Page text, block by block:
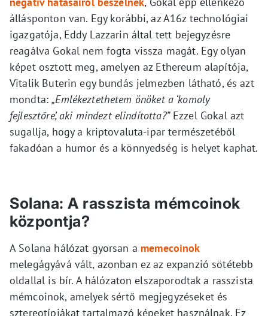
állásponton van. Egy korábbi, az A16z technológiai
igazgatója, Eddy Lazzarin által tett bejegyzésre
reagálva Gokal nem fogta vissza magát. Egy olyan
képet osztott meg, amelyen az Ethereum alapítója,
Vitalik Buterin egy bundás jelmezben látható, és azt
mondta:„Emlékeztethetem önöket a ‘komoly
fejlesztőre’, aki mindezt elindította?”Ezzel Gokal azt
sugallja, hogy a kriptovaluta-ipar természetéből
fakadóan a humor és a könnyedség is helyet kaphat.
Solana: A rasszista mémcoinok
központja?
A Solana hálózat gyorsan a memecoinok
melegágyává vált, azonban ez az expanzió sötétebb
oldallal is bír. A hálózaton elszaporodtak a rasszista
mémcoinok, amelyek sértő megjegyzéseket és
sztereotípiákat tartalmazó képeket használnak. Ez